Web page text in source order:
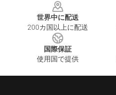
世界中に配送
200カ国以上に配送
国際保証
使用国で提供